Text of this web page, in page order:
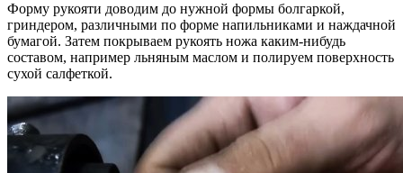
Форму рукояти доводим до нужной формы болгаркой,
гриндером, различными по форме напильниками и наждачной
бумагой. Затем покрываем рукоять ножа каким-нибудь
составом, например льняным маслом и полируем поверхность
сухой салфеткой.